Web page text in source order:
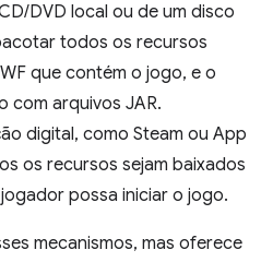
DVD local ou de um disco
todos os recursos
que contém o jogo, e o
com arquivos JAR.
digital, como Steam ou App
os recursos sejam baixados
possa iniciar o jogo.
mecanismos, mas oferece